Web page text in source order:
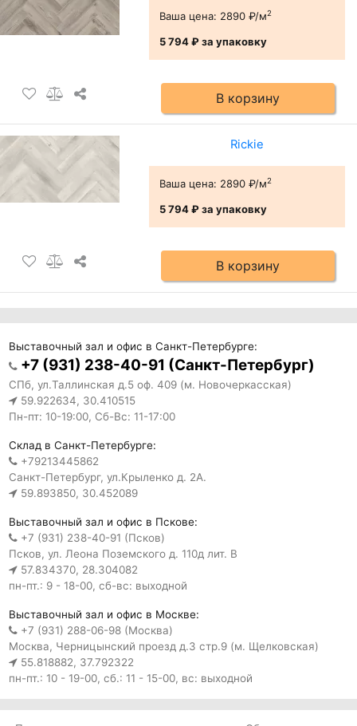
Ваша цена: 2890 ₽/м2
5 794 ₽за упаковку
В корзину
Rickie
Ваша цена: 2890 ₽/м2
5 794 ₽за упаковку
В корзину
Выставочный зал и офис в Санкт-Петербурге:
+7 (931) 238-40-91 (Санкт-Петербург)
СПб, ул.Таллинская д.5 оф. 409 (м. Новочеркасская)
59.922634, 30.410515
Пн-пт: 10-19:00, Сб-Вс: 11-17:00
Склад в Санкт-Петербурге:
+79213445862
Санкт-Петербург, ул.Крыленко д. 2А.
59.893850, 30.452089
Выставочный зал и офис в Пскове:
+7 (931) 238-40-91 (Псков)
Псков, ул. Леона Поземского д. 110д лит. В
57.834370, 28.304082
пн-пт.: 9 - 18-00, сб-вс: выходной
Выставочный зал и офис в Москве:
+7 (931) 288-06-98 (Москва)
Москва, Черницынский проезд д.3 стр.9 (м. Щелковская)
55.818882, 37.792322
пн-пт.: 10 - 19-00, сб.: 11 - 15-00, вс: выходной